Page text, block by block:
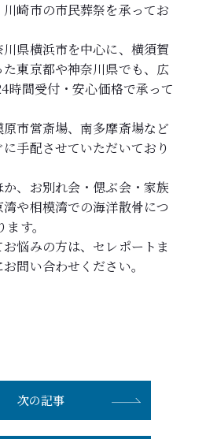
崎市の市民葬祭を承ってお
県横浜市を中心に、横須賀
東京都や神奈川県でも、広
時間受付・安心価格で承って
市営斎場、南多摩斎場など
手配させていただいており
、お別れ会・偲ぶ会・家族
や相模湾での海洋散骨につ
す。
悩みの方は、セレポートま
問い合わせください。
次の記事